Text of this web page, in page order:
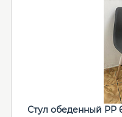
Стул обеденный PP